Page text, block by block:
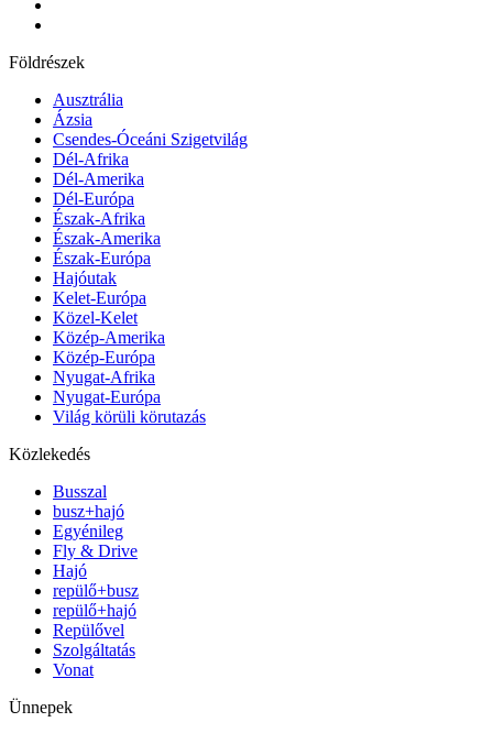
Földrészek
Ausztrália
Ázsia
Csendes-Óceáni Szigetvilág
Dél-Afrika
Dél-Amerika
Dél-Európa
Észak-Afrika
Észak-Amerika
Észak-Európa
Hajóutak
Kelet-Európa
Közel-Kelet
Közép-Amerika
Közép-Európa
Nyugat-Afrika
Nyugat-Európa
Világ körüli körutazás
Közlekedés
Busszal
busz+hajó
Egyénileg
Fly & Drive
Hajó
repülő+busz
repülő+hajó
Repülővel
Szolgáltatás
Vonat
Ünnepek